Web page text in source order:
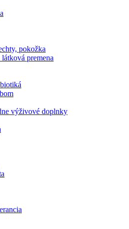
pokožka
premena
výživové doplnky